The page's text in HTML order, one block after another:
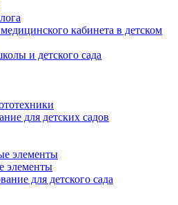
кабинета в детском
и детского сада
для детских садов
элементы
элементы
для детского сада